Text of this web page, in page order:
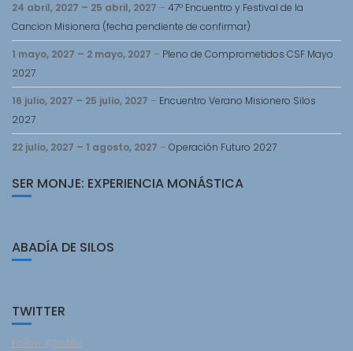
24 abril, 2027 – 25 abril, 2027 – 47º Encuentro y Festival de la
Cancion Misionera (fecha pendiente de confirmar)
1 mayo, 2027 – 2 mayo, 2027 – Pleno de Comprometidos CSF Mayo
2027
16 julio, 2027 – 25 julio, 2027 – Encuentro Verano Misionero Silos
2027
22 julio, 2027 – 1 agosto, 2027 – Operación Futuro 2027
SER MONJE: EXPERIENCIA MONÁSTICA
ABADÍA DE SILOS
TWITTER
Follow @twitter